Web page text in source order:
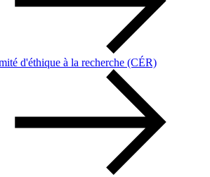
d'éthique à la recherche (CÉR)